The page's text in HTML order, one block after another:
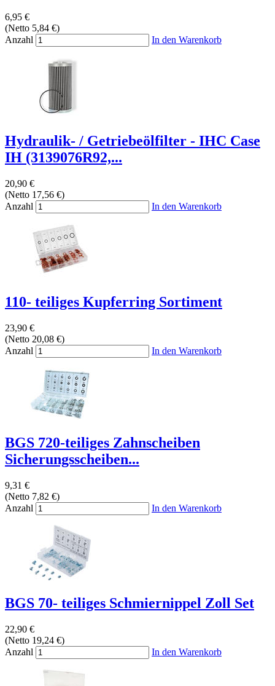
6,95 €
(Netto 5,84 €)
Anzahl
In den Warenkorb
Hydraulik- / Getriebeölfilter - IHC Case
IH (3139076R92,...
20,90 €
(Netto 17,56 €)
Anzahl
In den Warenkorb
110- teiliges Kupferring Sortiment
23,90 €
(Netto 20,08 €)
Anzahl
In den Warenkorb
BGS 720-teiliges Zahnscheiben
Sicherungsscheiben...
9,31 €
(Netto 7,82 €)
Anzahl
In den Warenkorb
BGS 70- teiliges Schmiernippel Zoll Set
22,90 €
(Netto 19,24 €)
Anzahl
In den Warenkorb